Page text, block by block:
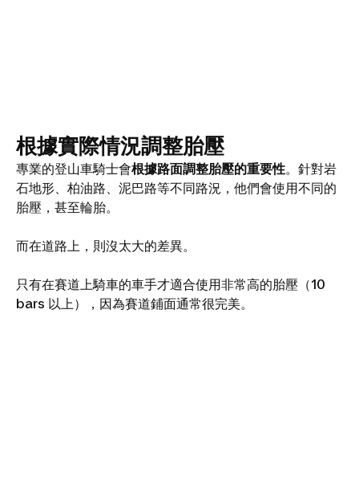
根據實際情況調整胎壓
專業的登山車騎士會根據路面調整胎壓的重要性。針對岩
石地形、柏油路、泥巴路等不同路況，他們會使用不同的
胎壓，甚至輪胎。
而在道路上，則沒太大的差異。
只有在賽道上騎車的車手才適合使用非常高的胎壓（10
bars 以上），因為賽道鋪面通常很完美。